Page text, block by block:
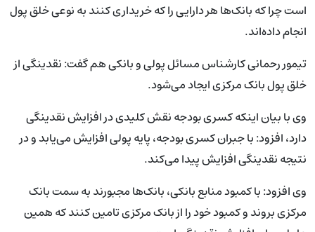
است چرا که بانک‌ها هر دارایی را که خریداری کنند به نوعی خلق پول
انجام داده‌اند.
تیمور رحمانی کارشناس مسائل پولی و بانکی هم گفت: نقدینگی از
خلق پول بانک مرکزی ایجاد می‌شود.
وی با بیان اینکه کسری بودجه نقش کلیدی در افزایش نقدینگی
دارد، افزود: با جبران کسری بودجه، پایه پولی افزایش می‌یابد و در
نتیجه نقدینگی افزایش پیدا می‌کند.
وی افزود: با کمبود منابع بانکی، بانک‌ها مجبورند به سمت بانک
مرکزی بروند و کمبود خود را از بانک مرکزی تامین کنند که همین